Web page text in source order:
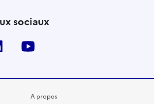
sociaux
x Linkedin
A propos